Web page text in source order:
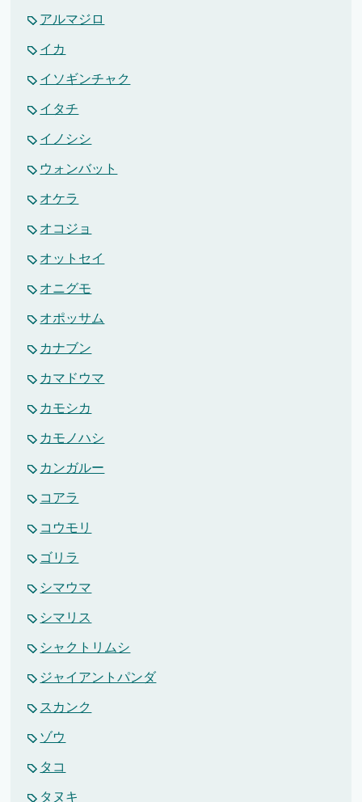
アルマジロ
イカ
イソギンチャク
イタチ
イノシシ
ウォンバット
オケラ
オコジョ
オットセイ
オニグモ
オポッサム
カナブン
カマドウマ
カモシカ
カモノハシ
カンガルー
コアラ
コウモリ
ゴリラ
シマウマ
シマリス
シャクトリムシ
ジャイアントパンダ
スカンク
ゾウ
タコ
タヌキ